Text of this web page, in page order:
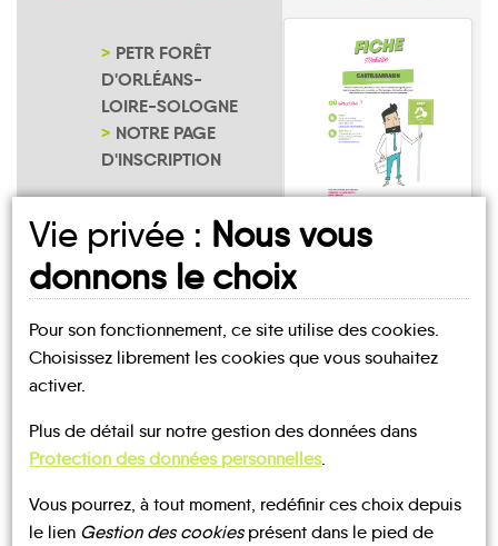
PETR FORÊT
D'ORLÉANS-
LOIRE-SOLOGNE
NOTRE PAGE
D'INSCRIPTION
Saint-Aignan-le-
Jaillard
UN AVIS, UN TÉMOIGNAGE
À PARTAGER ?
Vie privée : Nous vous
donnons le choix
Pour son fonctionnement, ce site utilise des cookies.
Choisissez librement les cookies que vous souhaitez
activer.
Plus de détail sur notre gestion des données dans
Protection des données personnelles.
Vous pourrez, à tout moment, redéfinir ces choix depuis
le lien Gestion des cookiesprésent dans le pied de